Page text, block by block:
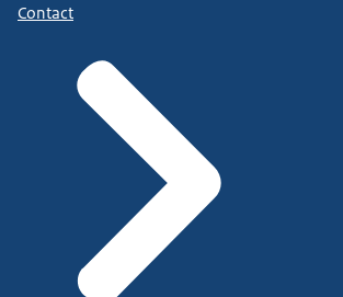
Contact